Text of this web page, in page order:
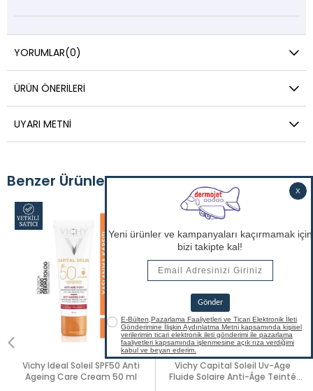
YORUMLAR(0)
ÜRÜN ÖNERILERI
UYARI METNI
Benzer Ürünler
Vichy Ideal Soleil SPF50 Anti
Ageing Care Cream 50 ml
Vichy Capital Soleil Uv-Age
Fluide Solaire Anti-Âge Teinté